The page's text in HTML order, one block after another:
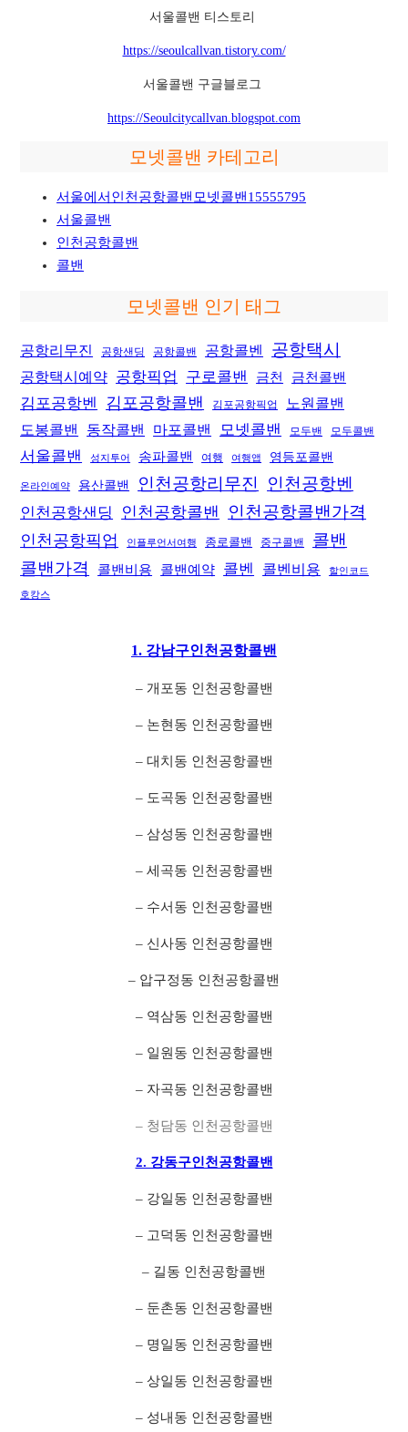
서울콜밴 티스토리
https://seoulcallvan.tistory.com/
서울콜밴 구글블로그
https://Seoulcitycallvan.blogspot.com
모넷콜밴 카테고리
서울에서인천공항콜밴모넷콜밴15555795
서울콜밴
인천공항콜밴
콜밴
모넷콜밴 인기 태그
공항리무진 공항샌딩 공항콜밴 공항콜벤 공항택시
공항택시예약 공항픽업 구로콜밴 금천 금천콜밴
김포공항벤 김포공항콜밴 김포공항픽업 노원콜밴
도봉콜밴 동작콜밴 마포콜밴 모넷콜밴 모두밴 모두콜밴
서울콜밴 성지투어 송파콜밴 여행 여행앱 영등포콜밴
온라인예약 용산콜밴 인천공항리무진 인천공항벤
인천공항샌딩 인천공항콜밴 인천공항콜밴가격
인천공항픽업 인플루언서여행 종로콜밴 중구콜밴
콜밴
콜밴가격
콜밴비용 콜밴예약 콜벤 콜벤비용 할인코드
호캉스
1. 강남구인천공항콜밴
– 개포동 인천공항콜밴
– 논현동 인천공항콜밴
– 대치동 인천공항콜밴
– 도곡동 인천공항콜밴
– 삼성동 인천공항콜밴
– 세곡동 인천공항콜밴
– 수서동 인천공항콜밴
– 신사동 인천공항콜밴
– 압구정동 인천공항콜밴
– 역삼동 인천공항콜밴
– 일원동 인천공항콜밴
– 자곡동 인천공항콜밴
– 청담동 인천공항콜밴
2. 강동구인천공항콜밴
– 강일동 인천공항콜밴
– 고덕동 인천공항콜밴
– 길동 인천공항콜밴
– 둔촌동 인천공항콜밴
– 명일동 인천공항콜밴
– 상일동 인천공항콜밴
– 성내동 인천공항콜밴